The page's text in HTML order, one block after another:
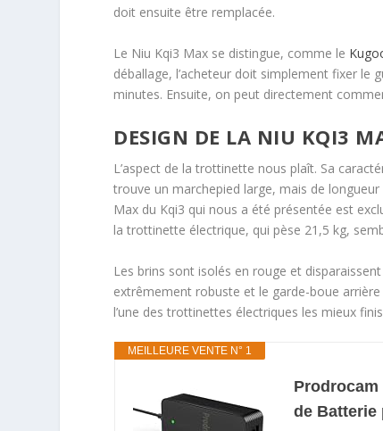
doit ensuite être remplacée.
Le Niu Kqi3 Max se distingue, comme le
déballage, l’acheteur doit simplement fixer le
minutes. Ensuite, on peut directement
DESIGN DE LA NIU KQI3
L’aspect de la trottinette nous plaît. Sa
trouve un marchepied large, mais de
Max du Kqi3 qui nous a été présentée est
la trottinette électrique, qui pèse 21,5 kg,
Les brins sont isolés en rouge et
extrêmement robuste et le garde-boue
l’une des trottinettes électriques les mieux
MEILLEURE VENTE N° 1
Prodrocam
de Batterie